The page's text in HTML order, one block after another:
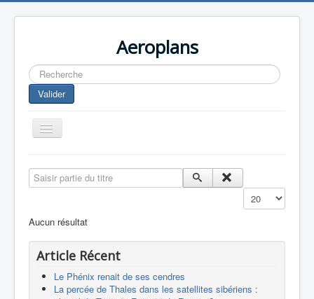
Aeroplans
Rechercher
Valider
Toggle
Navigation
Aviation Commerciale
Europespace
Drones
Saisir partie du titre
Affichage #
Aucun résultat
Article Récent
Le Phénix renait de ses cendres
La percée de Thales dans les satellites sibériens :